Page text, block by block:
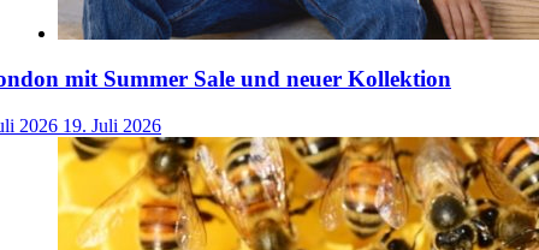
mit Summer Sale und neuer Kollektion
2026 19. Juli 2026